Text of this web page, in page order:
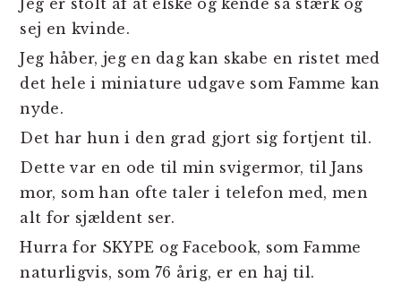
Jeg er stolt af at elske og kende så stærk og
sej en kvinde.
Jeg håber, jeg en dag kan skabe en ristet med
det hele i miniature udgave som Famme kan
nyde.
Det har hun i den grad gjort sig fortjent til.
Dette var en ode til min svigermor, til Jans
mor, som han ofte taler i telefon med, men
alt for sjældent ser.
Hurra for SKYPE og Facebook, som Famme
naturligvis, som 76 årig, er en haj til.